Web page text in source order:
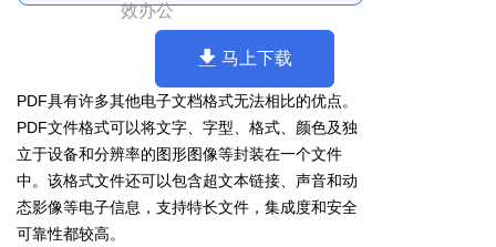
效办公
马上下载
PDF具有许多其他电子文档格式无法相比的优点。
PDF文件格式可以将文字、字型、格式、颜色及独
立于设备和分辨率的图形图像等封装在一个文件
中。该格式文件还可以包含超文本链接、声音和动
态影像等电子信息，支持特长文件，集成度和安全
可靠性都较高。